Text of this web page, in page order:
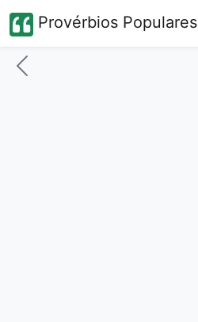
Provérbios Populares